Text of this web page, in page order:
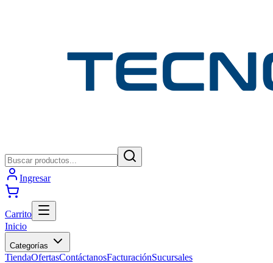
Ingresar
Carrito
Inicio
Categorías
TiendaOfertasContáctanosFacturaciónSucursales